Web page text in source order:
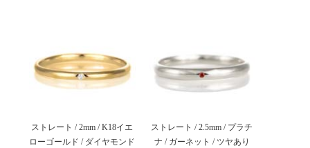
ストレート / 2mm / K18イエ
ローゴールド / ダイヤモンド
ストレート / 2.5mm / プラチ
ナ / ガーネット / ツヤあり